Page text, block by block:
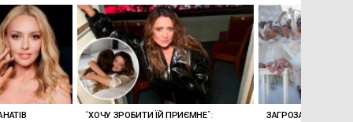
“ХОЧУ ЗРОБИТИ ЇЙ ПРИЄМНЕ”:
ЗАГРОЗА 15 РОКІВ